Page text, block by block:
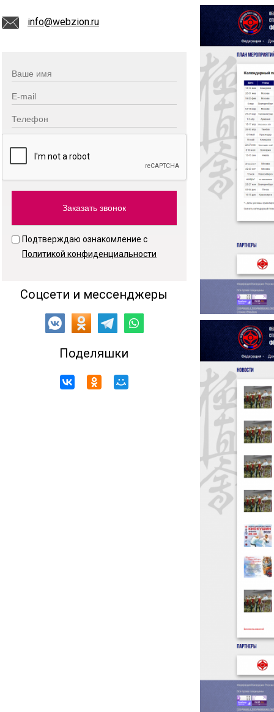
info@webzion.ru
Подтверждаю ознакомление с
Политикой конфиденциальности
Соцсети и мессенджеры
Поделяшки